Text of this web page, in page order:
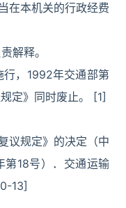
在本机关的行政经费
解释。
行，1992年交通部第
定》同时废止。 [1]
议规定》的决定（中
第18号）．交通运输
13]